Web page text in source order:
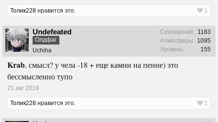
Толик228 нравится это. 1
Undefeated
Олдфаг
Uchiha
Сообщения: 1183
Атмосферы: 1095
Уровень:
155
Krab, смысл? у чела -18 + еще камни на пение) это
бессмысленно тупо
21 авг 2019
Толик228 нравится это. 1